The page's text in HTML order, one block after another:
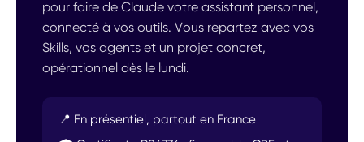
pour faire de Claude votre assistant personnel,
connecté à vos outils. Vous repartez avec vos
Skills, vos agents et un projet concret,
opérationnel dès le lundi.
📍 En présentiel, partout en France